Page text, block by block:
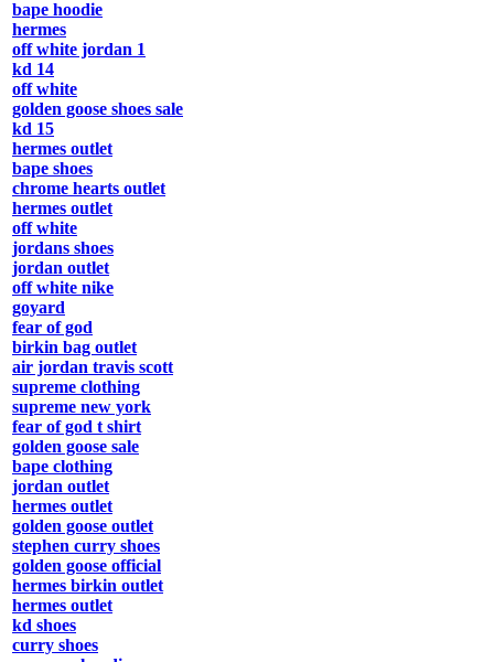
bape hoodie
hermes
off white jordan 1
kd 14
off white
golden goose shoes sale
kd 15
hermes outlet
bape shoes
chrome hearts outlet
hermes outlet
off white
jordans shoes
jordan outlet
off white nike
goyard
fear of god
birkin bag outlet
air jordan travis scott
supreme clothing
supreme new york
fear of god t shirt
golden goose sale
bape clothing
jordan outlet
hermes outlet
golden goose outlet
stephen curry shoes
golden goose official
hermes birkin outlet
hermes outlet
kd shoes
curry shoes